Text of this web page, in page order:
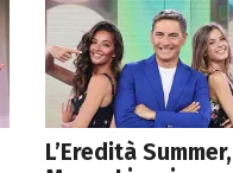
L’Eredità Summer,